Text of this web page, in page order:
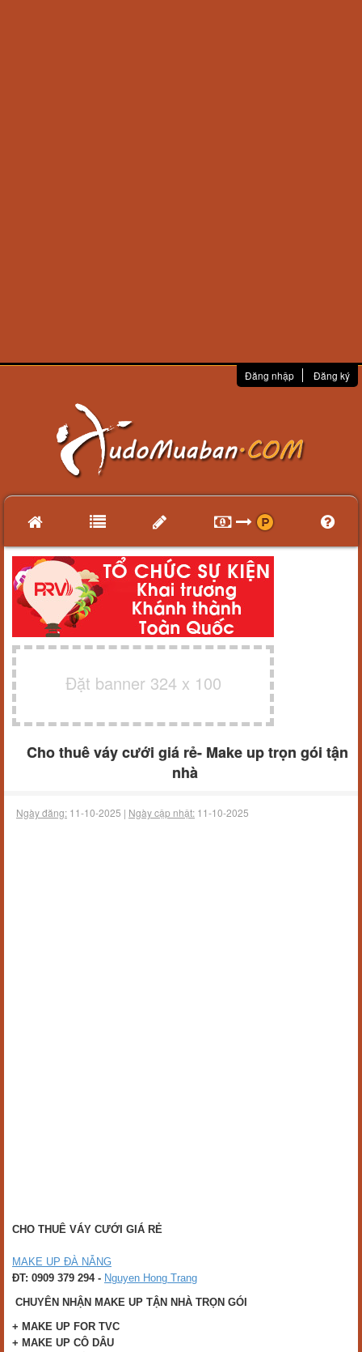
Đăng nhập Đăng ký
Đặt banner 324 x 100
Cho thuê váy cưới giá rẻ- Make up trọn gói tận
nhà
Ngày đăng: 11-10-2025 | Ngày cập nhật: 11-10-2025
CHO THUÊ VÁY CƯỚI GIÁ RẺ
MAKE UP ĐÀ NẴNG
ĐT: 0909 379 294 - Nguyen Hong Trang
CHUYÊN NHẬN MAKE UP TẬN NHÀ TRỌN GÓI
+ MAKE UP FOR TVC
+ MAKE UP CÔ DÂU